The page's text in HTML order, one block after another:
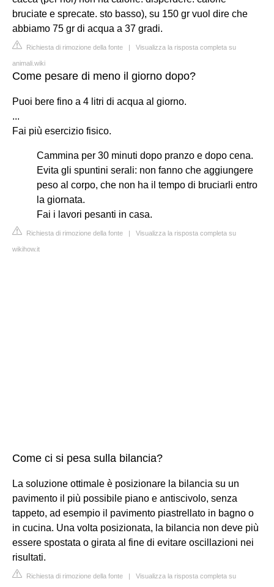
bruciate e sprecate. sto basso), su 150 gr vuol dire che
abbiamo 75 gr di acqua a 37 gradi.
Richiesta di rimozione della fonte | Visualizza la risposta completa su
animali.wiki
Come pesare di meno il giorno dopo?
Puoi bere fino a 4 litri di acqua al giorno.
...
Fai più esercizio fisico.
Cammina per 30 minuti dopo pranzo e dopo cena.
Evita gli spuntini serali: non fanno che aggiungere
peso al corpo, che non ha il tempo di bruciarli entro
la giornata.
Fai i lavori pesanti in casa.
Richiesta di rimozione della fonte | Visualizza la risposta completa su
wikihow.it
Come ci si pesa sulla bilancia?
La soluzione ottimale è posizionare la bilancia su un
pavimento il più possibile piano e antiscivolo, senza
tappeto, ad esempio il pavimento piastrellato in bagno o
in cucina. Una volta posizionata, la bilancia non deve più
essere spostata o girata al fine di evitare oscillazioni nei
risultati.
Richiesta di rimozione della fonte | Visualizza la risposta completa su